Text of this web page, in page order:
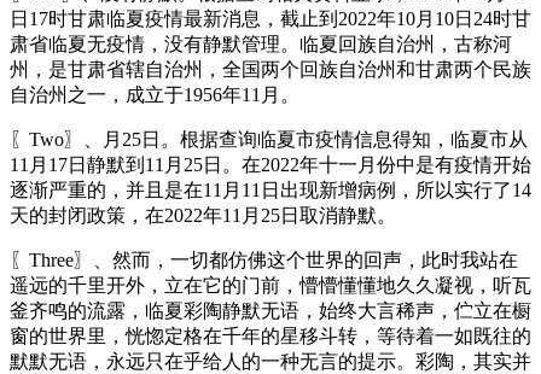
日17时甘肃临夏疫情最新消息，截止到2022年10月10日24时甘
肃省临夏无疫情，没有静默管理。临夏回族自治州，古称河
州，是甘肃省辖自治州，全国两个回族自治州和甘肃两个民族
自治州之一，成立于1956年11月。
〖Two〗、月25日。根据查询临夏市疫情信息得知，临夏市从
11月17日静默到11月25日。在2022年十一月份中是有疫情开始
逐渐严重的，并且是在11月11日出现新增病例，所以实行了14
天的封闭政策，在2022年11月25日取消静默。
〖Three〗、然而，一切都仿佛这个世界的回声，此时我站在
遥远的千里开外，立在它的门前，懵懵懂懂地久久凝视，听瓦
釜齐鸣的流露，临夏彩陶静默无语，始终大言稀声，伫立在橱
窗的世界里，恍惚定格在千年的星移斗转，等待着一如既往的
默默无语，永远只在乎给人的一种无言的提示。彩陶，其实并